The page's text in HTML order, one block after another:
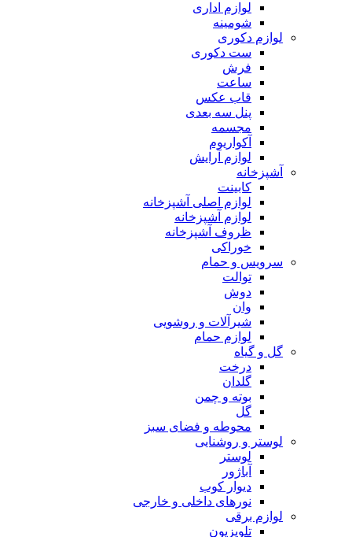
لوازم اداری
شومینه
لوازم دکوری
ست دکوری
فرش
ساعت
قاب عکس
پنل سه بعدی
مجسمه
آکواریوم
لوازم آرایش
آشپزخانه
کابینت
لوازم اصلی آشپزخانه
لوازم آشپزخانه
ظروف آشپزخانه
خوراکی
سرویس و حمام
توالت
دوش
وان
شیرآلات و روشویی
لوازم حمام
گل و گیاه
درخت
گلدان
بوته و چمن
گل
محوطه و فضای سبز
لوستر و روشنایی
لوستر
آباژور
دیوار کوب
نورهای داخلی و خارجی
لوازم برقی
تلویزیون